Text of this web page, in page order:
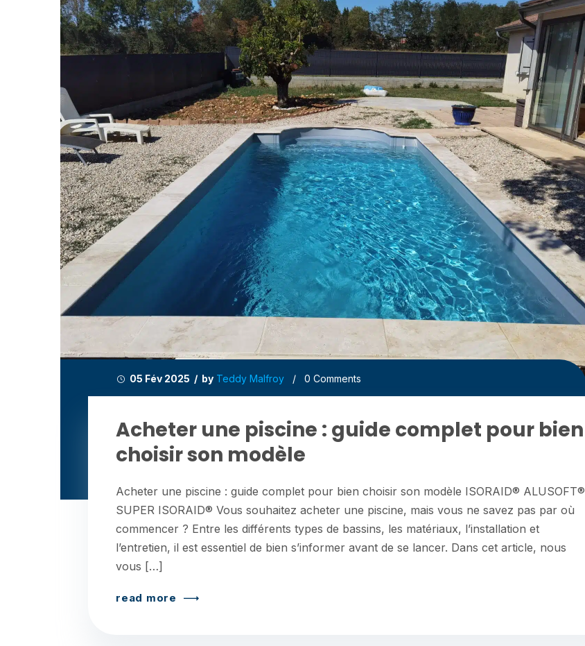
05 Fév 2025 / by Teddy Malfroy / 0 Comments
Acheter une piscine : guide complet pour bien
choisir son modèle
Acheter une piscine : guide complet pour bien choisir son modèle ISORAID® ALUSOFT®
SUPER ISORAID® Vous souhaitez acheter une piscine, mais vous ne savez pas par où
commencer ? Entre les différents types de bassins, les matériaux, l’installation et
l’entretien, il est essentiel de bien s’informer avant de se lancer. Dans cet article, nous
vous […]
read more